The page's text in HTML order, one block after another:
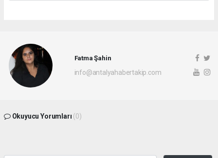
Fatma Şahin
info@antalyahabertakip.com
Okuyucu Yorumları (0)